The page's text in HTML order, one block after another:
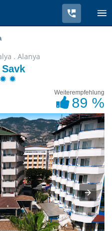
. Alanya
Weiterempfehlung
89 %